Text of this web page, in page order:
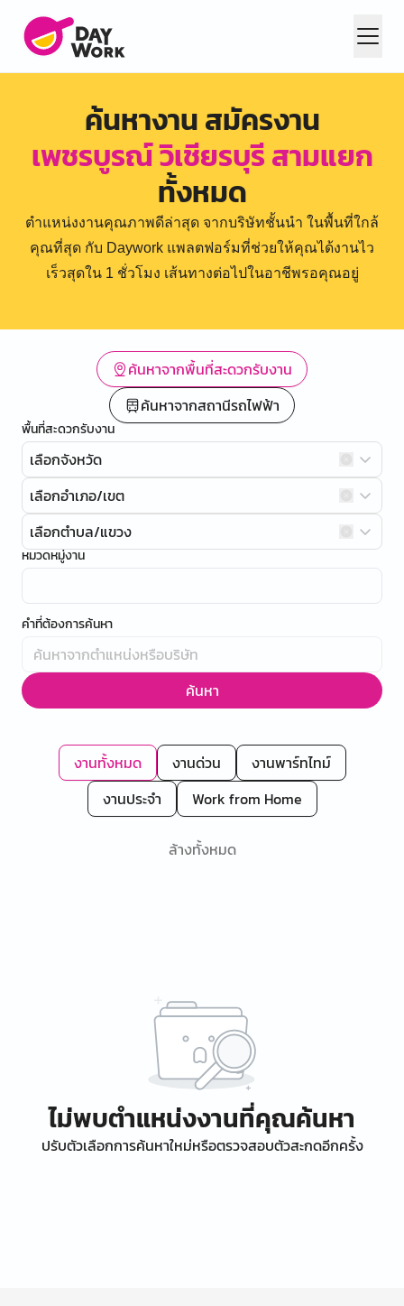
ค้นหางาน สมัครงาน
เพชรบูรณ์ วิเชียรบุรี สามแยก
ทั้งหมด
ตำแหน่งงานคุณภาพดีล่าสุด จากบริษัทชั้นนำ ในพื้นที่ใกล้
คุณที่สุด กับ Daywork แพลตฟอร์มที่ช่วยให้คุณได้งานไว
เร็วสุดใน 1 ชั่วโมง เส้นทางต่อไปในอาชีพรอคุณอยู่
ค้นหาจากพื้นที่สะดวกรับงาน
ค้นหาจากสถานีรถไฟฟ้า
พื้นที่สะดวกรับงาน
เลือกจังหวัด
เลือกอำเภอ/เขต
เลือกตำบล/แขวง
หมวดหมู่งาน
คำที่ต้องการค้นหา
ค้นหา
งานทั้งหมด งานด่วน
งานพาร์ทไทม์
งานประจำ
Work from Home
ล้างทั้งหมด
ไม่พบตำแหน่งงานที่คุณค้นหา
ปรับตัวเลือกการค้นหาใหม่หรือตรวจสอบตัวสะกดอีกครั้ง